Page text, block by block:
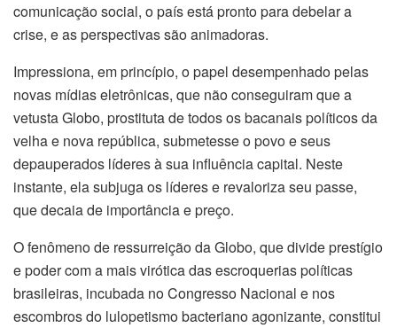
comunicação social, o país está pronto para debelar a
crise, e as perspectivas são animadoras.
Impressiona, em princípio, o papel desempenhado pelas
novas mídias eletrônicas, que não conseguiram que a
vetusta Globo, prostituta de todos os bacanais políticos da
velha e nova república, submetesse o povo e seus
depauperados líderes à sua influência capital. Neste
instante, ela subjuga os líderes e revaloriza seu passe,
que decaia de importância e preço.
O fenômeno de ressurreição da Globo, que divide prestígio
e poder com a mais virótica das escroquerias políticas
brasileiras, incubada no Congresso Nacional e nos
escombros do lulopetismo bacteriano agonizante, constitui